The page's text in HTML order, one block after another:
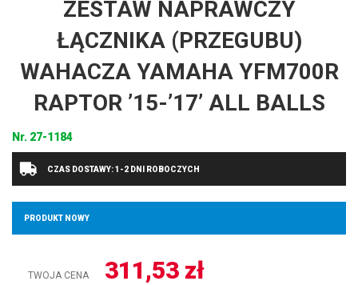
ZESTAW NAPRAWCZY
ŁĄCZNIKA (PRZEGUBU)
WAHACZA YAMAHA YFM700R
RAPTOR ’15-’17’ ALL BALLS
Nr. 27-1184
CZAS DOSTAWY: 1-2 DNI ROBOCZYCH
PRODUKT NOWY
TWOJA CENA 311,53 zł